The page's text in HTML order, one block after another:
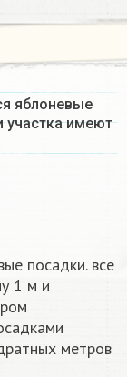
яблоневые
участка имеют
посадки. все
1 м и
метров